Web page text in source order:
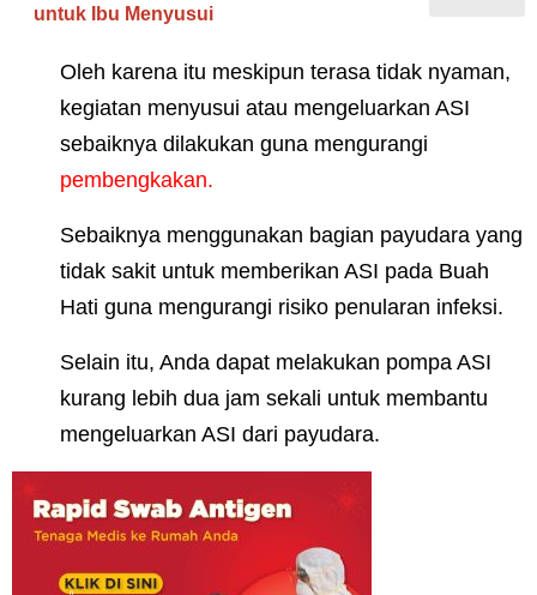
untuk Ibu Menyusui
Oleh karena itu meskipun terasa tidak nyaman,
kegiatan menyusui atau mengeluarkan ASI
sebaiknya dilakukan guna mengurangi
pembengkakan.
Sebaiknya menggunakan bagian payudara yang
tidak sakit untuk memberikan ASI pada Buah
Hati guna mengurangi risiko penularan infeksi.
Selain itu, Anda dapat melakukan pompa ASI
kurang lebih dua jam sekali untuk membantu
mengeluarkan ASI dari payudara.